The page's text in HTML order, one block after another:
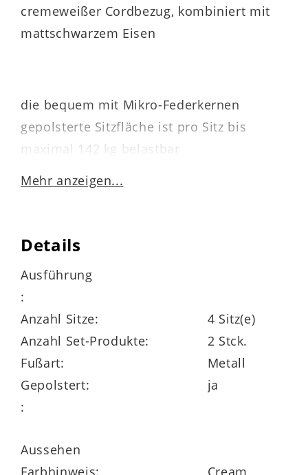
cremeweißer Cordbezug, kombiniert mit
mattschwarzem Eisen
die bequem mit Mikro-Federkernen
gepolsterte Sitzfläche ist pro Sitz bis
maximal 142 kg belastbar
die filigranen Kufengestelle werden unter
Maße
Stellfläche / Schenkelmaß ca. 151 x 205
cm (TxB/L, von links nach rechts)
Sitzhöhe ca. 53 cm
Sitztiefe ca. 46 cm
Mehr anzeigen...
Details
Ausführung
:
Anzahl Sitze:
4 Sitz(e)
Anzahl Set-Produkte:
2 Stck.
Fußart:
Metall
Gepolstert:
ja
:
Aussehen
Farbhinweis:
Cream